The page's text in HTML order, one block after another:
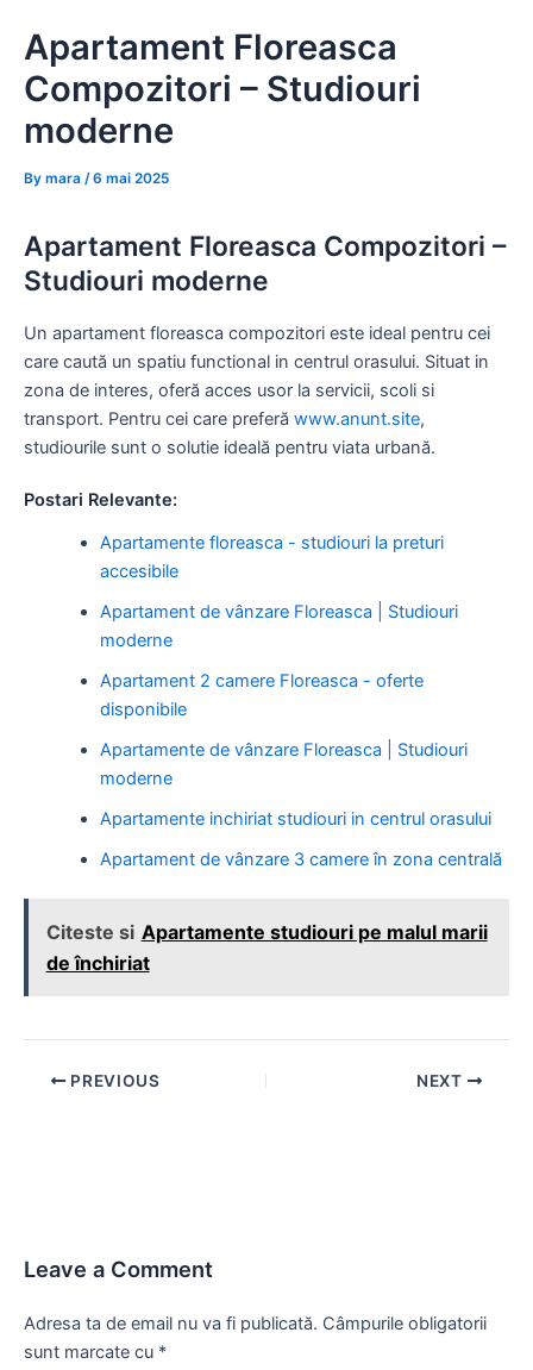
content
Apartament Floreasca
Compozitori – Studiouri
moderne
By mara /6 mai 2025
Apartament Floreasca Compozitori –
Studiouri moderne
Un apartament floreasca compozitori este ideal pentru cei
care caută un spatiu functional in centrul orasului. Situat in
zona de interes, oferă acces usor la servicii, scoli si
transport. Pentru cei care preferă www.anunt.site,
studiourile sunt o solutie ideală pentru viata urbană.
Postari Relevante:
Apartamente floreasca - studiouri la preturi
accesibile
Apartament de vânzare Floreasca | Studiouri
moderne
Apartament 2 camere Floreasca - oferte
disponibile
Apartamente de vânzare Floreasca | Studiouri
moderne
Apartamente inchiriat studiouri in centrul orasului
Apartament de vânzare 3 camere în zona centrală
Citeste si Apartamente studiouri pe malul marii
de închiriat
Post PREVIOUS NEXT
Leave a Comment
Adresa ta de email nu va fi publicată. Câmpurile obligatorii
sunt marcate cu *